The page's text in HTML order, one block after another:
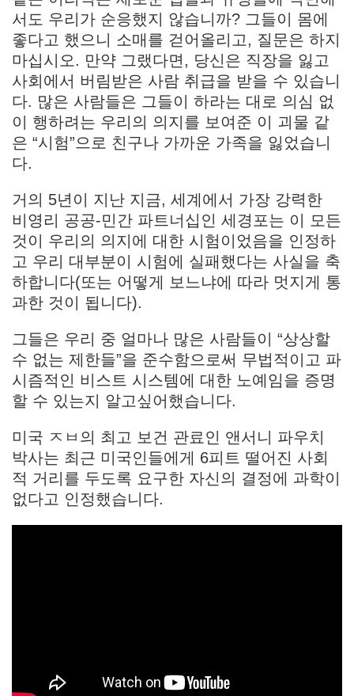
서도 우리가 순응했지 않습니까? 그들이 몸에
좋다고 했으니 소매를 걷어올리고, 질문은 하지
마십시오. 만약 그랬다면, 당신은 직장을 잃고
사회에서 버림받은 사람 취급을 받을 수 있습니
다. 많은 사람들은 그들이 하라는 대로 의심 없
이 행하려는 우리의 의지를 보여준 이 괴물 같
은 “시험”으로 친구나 가까운 가족을 잃었습니
다.
거의 5년이 지난 지금, 세계에서 가장 강력한
비영리 공공-민간 파트너십인 세경포는 이 모든
것이 우리의 의지에 대한 시험이었음을 인정하
고 우리 대부분이 시험에 실패했다는 사실을 축
하합니다(또는 어떻게 보느냐에 따라 멋지게 통
과한 것이 됩니다).
그들은 우리 중 얼마나 많은 사람들이 “상상할
수 없는 제한들”을 준수함으로써 무법적이고 파
시즘적인 비스트 시스템에 대한 노예임을 증명
할 수 있는지 알고싶어했습니다.
미국 ㅈㅂ의 최고 보건 관료인 앤서니 파우치
박사는 최근 미국인들에게 6피트 떨어진 사회
적 거리를 두도록 요구한 자신의 결정에 과학이
없다고 인정했습니다.